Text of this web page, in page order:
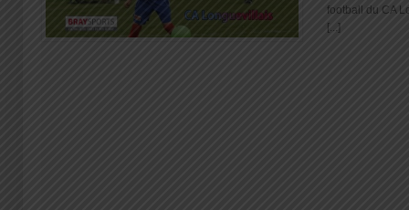
football du CA
[...]